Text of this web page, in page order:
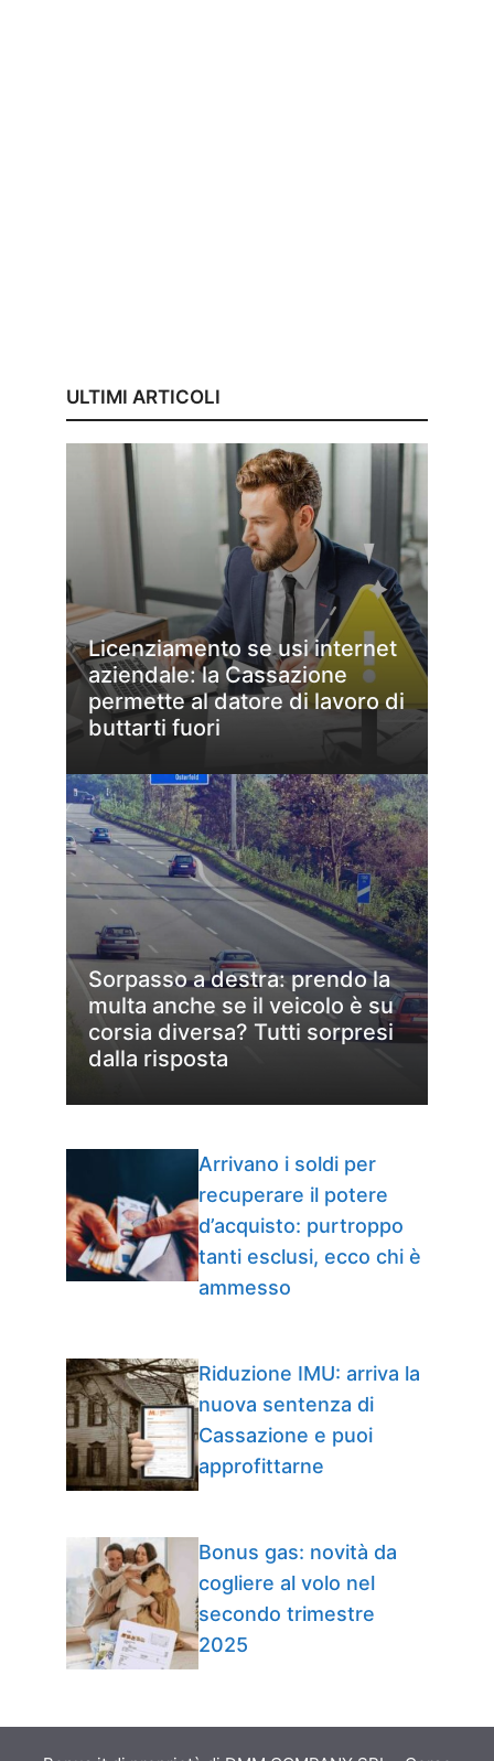
ULTIMI ARTICOLI
Licenziamento se usi internet
aziendale: la Cassazione
permette al datore di lavoro di
buttarti fuori
Sorpasso a destra: prendo la
multa anche se il veicolo è su
corsia diversa? Tutti sorpresi
dalla risposta
Arrivano i soldi per
recuperare il potere
d’acquisto: purtroppo
tanti esclusi, ecco chi è
ammesso
Riduzione IMU: arriva la
nuova sentenza di
Cassazione e puoi
approfittarne
Bonus gas: novità da
cogliere al volo nel
secondo trimestre
2025